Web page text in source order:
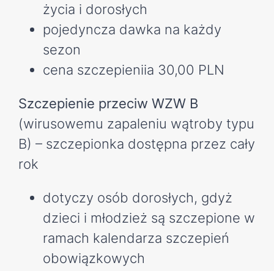
życia i dorosłych
pojedyncza dawka na każdy
sezon
cena szczepieniia 30,00 PLN
Szczepienie przeciw WZW B
(wirusowemu zapaleniu wątroby typu
B) – szczepionka dostępna przez cały
rok
dotyczy osób dorosłych, gdyż
dzieci i młodzież są szczepione w
ramach kalendarza szczepień
obowiązkowych